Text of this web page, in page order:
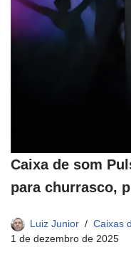
Caixa de som
para churrasco,
Luiz Junior
Caixas
1 de dezembro de 2025